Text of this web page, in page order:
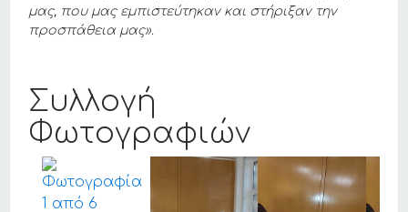
μας, που μας εμπιστεύτηκαν και στήριξαν την
προσπάθεια μας».
Συλλογή
Φωτογραφιών